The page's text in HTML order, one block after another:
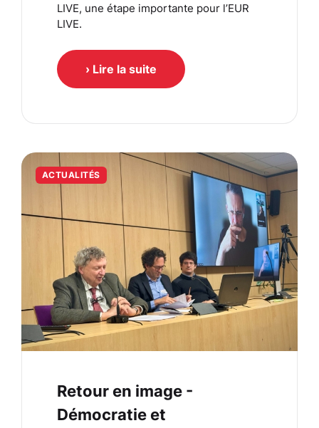
LIVE, une étape importante pour l’EUR
LIVE.
› Lire la suite
ACTUALITÉS
Retour en image -
Démocratie et